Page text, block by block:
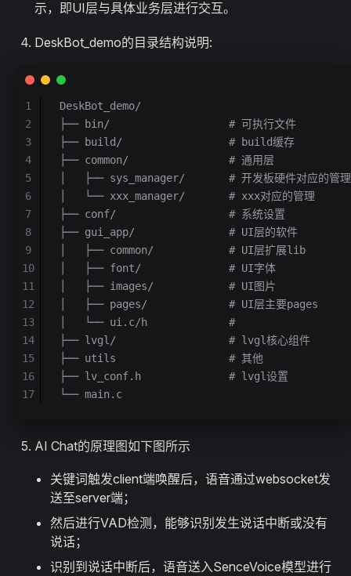
示，即UI层与具体业务层进行交互。
DeskBot_demo的目录结构说明:
DeskBot_demo/
├── bin/                   # 可执行文件
├── build/                 # build缓存
├── common/                # 通用层
│   ├── sys_manager/       # 开发板硬件对应的管理
│   └── xxx_manager/       # xxx对应的管理
├── conf/                  # 系统设置
├── gui_app/               # UI层的软件
│   ├── common/            # UI层扩展lib
│   ├── font/              # UI字体
│   ├── images/            # UI图片
│   ├── pages/             # UI层主要pages
│   └── ui.c/h             #
├── lvgl/                  # lvgl核心组件
├── utils                  # 其他
├── lv_conf.h              # lvgl设置
└── main.c
1
2
3
4
5
6
7
8
9
10
11
12
13
14
15
16
17
AI Chat的原理图如下图所示
关键词触发client端唤醒后，语音通过websocket发
送至server端；
然后进行VAD检测，能够识别发生说话中断或没有
说话；
识别到说话中断后，语音送入SenceVoice模型进行